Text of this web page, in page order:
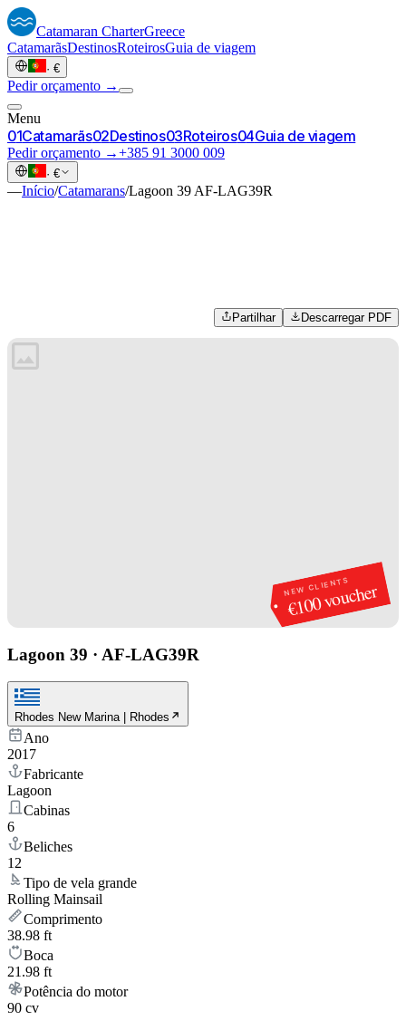
Catamaran CharterGreece
CatamarãsDestinosRoteirosGuia de viagem
· €
Pedir orçamento →
Menu
01Catamarãs02Destinos03Roteiros04Guia de viagem
Pedir orçamento →+385 91 3000 009
· €
—Início/Catamarans/Lagoon 39 AF-LAG39R
Partilhar Descarregar PDF
NEW CLIENTS
€100 voucher
Lagoon 39 · AF-LAG39R
Rhodes New Marina | Rhodes
Ano
2017
Fabricante
Lagoon
Cabinas
6
Beliches
12
Tipo de vela grande
Rolling Mainsail
Comprimento
38.98 ft
Boca
21.98 ft
Potência do motor
90 cv